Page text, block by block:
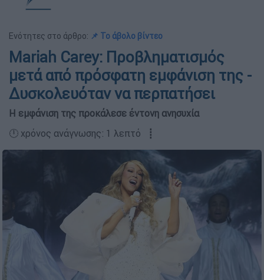
Ενότητες στο άρθρο: 📌 Το άβολο βίντεο
Mariah Carey: Προβληματισμός
μετά από πρόσφατη εμφάνιση της -
Δυσκολευόταν να περπατήσει
Η εμφάνιση της προκάλεσε έντονη ανησυχία
🕛 χρόνος ανάγνωσης: 1 λεπτό ┋